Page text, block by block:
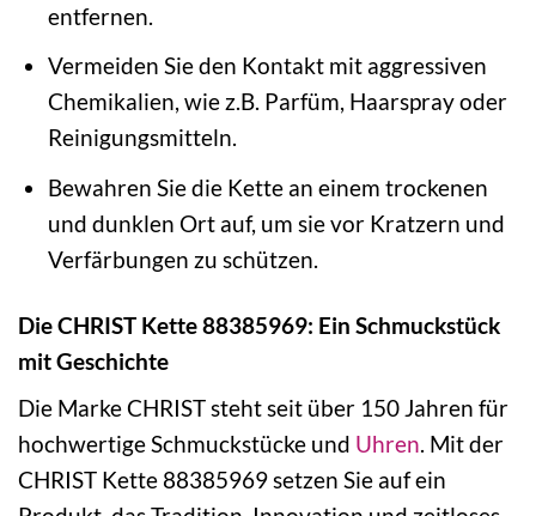
entfernen.
Vermeiden Sie den Kontakt mit aggressiven
Chemikalien, wie z.B. Parfüm, Haarspray oder
Reinigungsmitteln.
Bewahren Sie die Kette an einem trockenen
und dunklen Ort auf, um sie vor Kratzern und
Verfärbungen zu schützen.
Die CHRIST Kette 88385969: Ein Schmuckstück
mit Geschichte
Die Marke CHRIST steht seit über 150 Jahren für
hochwertige Schmuckstücke und Uhren. Mit der
CHRIST Kette 88385969 setzen Sie auf ein